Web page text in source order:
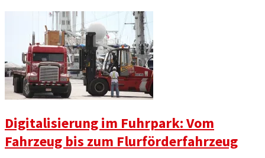
Digitalisierung im Fuhrpark: Vom
Fahrzeug bis zum Flurförderfahrzeug